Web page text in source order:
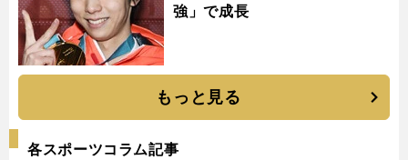
強」で成長
もっと見る
各スポーツコラム記事